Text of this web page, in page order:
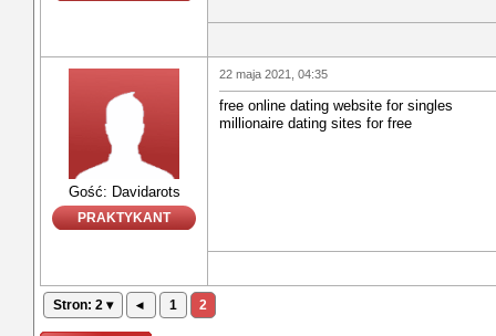
Gość: Davidarots
PRAKTYKANT
22 maja 2021, 04:35
free online dating website for singles
millionaire dating sites for free
Stron: 2 ▾ ◂ 1 2